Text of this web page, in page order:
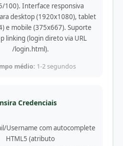
100). Interface responsiva
desktop (1920x1080), tablet
e mobile (375x667). Suporte
linking (login direto via URL
/login.html).
médio: 1-2 segundos
Credenciais
Username com autocomplete
HTML5 (atributo